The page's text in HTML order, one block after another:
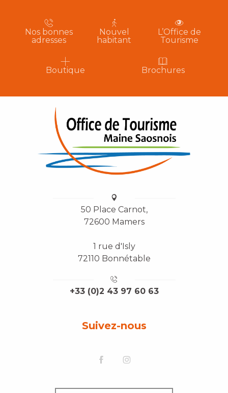
Nos bonnes
adresses
Nouvel
habitant
L’Office de
Tourisme
Boutique Brochures
50 Place Carnot,
72600 Mamers
1 rue d'Isly
72110 Bonnétable
+33 (0)2 43 97 60 63
Suivez-nous